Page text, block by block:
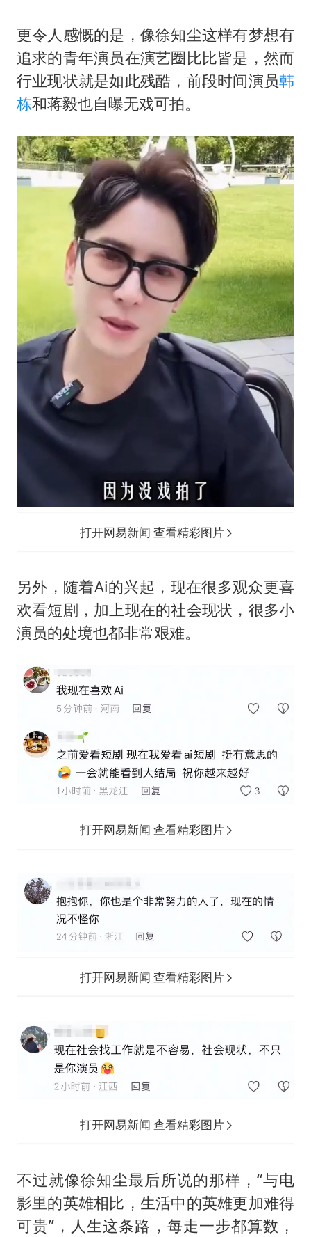
更令人感慨的是，像徐知尘这样有梦想有
追求的青年演员在演艺圈比比皆是，然而
行业现状就是如此残酷，前段时间演员韩
栋和蒋毅也自曝无戏可拍。
打开网易新闻 查看精彩图片
另外，随着Ai的兴起，现在很多观众更喜
欢看短剧，加上现在的社会现状，很多小
演员的处境也都非常艰难。
打开网易新闻 查看精彩图片
打开网易新闻 查看精彩图片
打开网易新闻 查看精彩图片
不过就像徐知尘最后所说的那样，“与电
影里的英雄相比，生活中的英雄更加难得
可贵”，人生这条路，每走一步都算数，